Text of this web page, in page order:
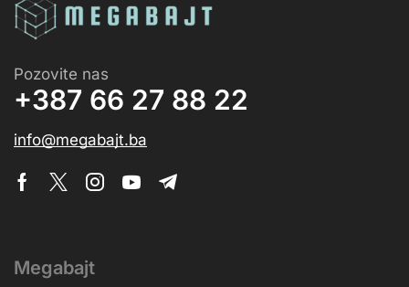
Pozovite nas
+387 66 27 88 22
info@megabajt.ba
Megabajt